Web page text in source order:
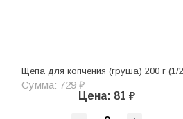
Щепа для копчения (груша) 200 г (1/
Сумма: 729 ₽
Цена: 81 ₽